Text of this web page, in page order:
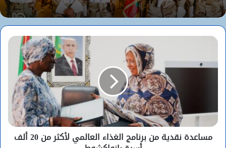
مساعدة نقدية من برنامج الغذاء العالمي لأكثر من 20 ألف